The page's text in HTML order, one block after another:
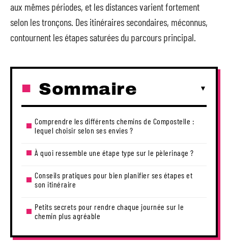
aux mêmes périodes, et les distances varient fortement
selon les tronçons. Des itinéraires secondaires, méconnus,
contournent les étapes saturées du parcours principal.
Sommaire
Comprendre les différents chemins de Compostelle :
lequel choisir selon ses envies ?
À quoi ressemble une étape type sur le pèlerinage ?
Conseils pratiques pour bien planifier ses étapes et
son itinéraire
Petits secrets pour rendre chaque journée sur le
chemin plus agréable